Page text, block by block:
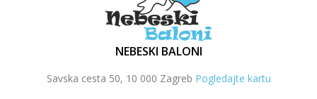
NEBESKI BALONI
Savska cesta 50, 10 000 Zagreb Pogledajte kartu